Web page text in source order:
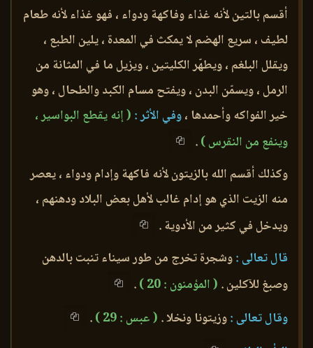
أقسم بالتين لأنه غذاء وفاكهة ودواء ، فهو غذاء لأنه طعام
لطيف ، سريع الهضم لا يمكث في المعدة ، يلين الطبع ،
ويقلل البلغم ، ويطهّر الكليتين ، ويزيل ما في المثانة من
الرمل ، ويسمّن البدن ، ويفتح مسام الكبد والطحال ، وهو
خير الفواكه وأحمدها ،وفي الأثر : ( إنه يقطع البواسير ،
وينفع من النقرس ).
وكذلك أقسم الله بالزيتون لأنه فاكهة وإدام ودواء ، يعصر
منه الزيت الذي هو إدام غالب لأهل بعض البلاد ودهنهم ،
ويدخل في كثير من الأدوية .
قال تعالى :وشجرة تخرج من طور سيناء تنبت بالدهن
وصبغ للآكلين . ( المؤمنون : 20 )
.
وقال تعالى :وزيتونا ونخلا . ( عبس : 29 )
.